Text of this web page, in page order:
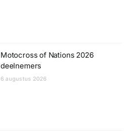
Motocross of Nations 2026
deelnemers
6 augustus 2026